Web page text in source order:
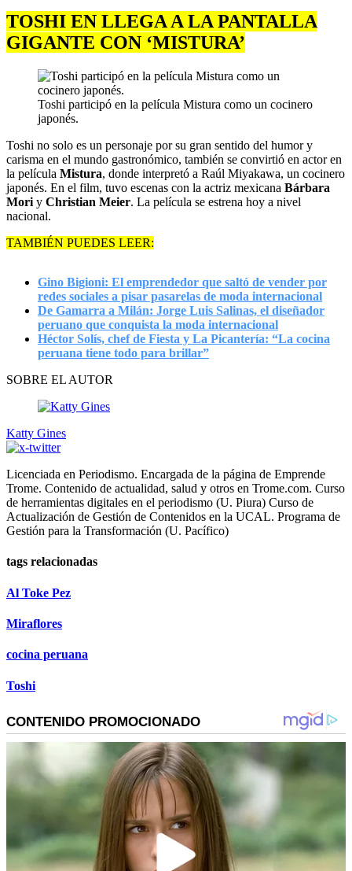
TOSHI EN LLEGA A LA PANTALLA
GIGANTE CON ‘MISTURA’
Toshi participó en la película Mistura como un cocinero
japonés.
Toshi no solo es un personaje por su gran sentido del humor y
carisma en el mundo gastronómico, también se convirtió en actor en
la película Mistura, donde interpretó a Raúl Miyakawa, un cocinero
japonés. En el film, tuvo escenas con la actriz mexicana Bárbara
Mori y Christian Meier. La película se estrena hoy a nivel
nacional.
TAMBIÉN PUEDES LEER:
Gino Bigioni: El emprendedor que saltó de vender por
redes sociales a pisar pasarelas de moda internacional
De Gamarra a Milán: Jorge Luis Salinas, el diseñador
peruano que conquista la moda internacional
Héctor Solís, chef de Fiesta y La Picantería: “La cocina
peruana tiene todo para brillar”
SOBRE EL AUTOR
Katty Gines
Licenciada en Periodismo. Encargada de la página de Emprende
Trome. Contenido de actualidad, salud y otros en Trome.com. Curso
de herramientas digitales en el periodismo (U. Piura) Curso de
Actualización de Gestión de Contenidos en la UCAL. Programa de
Gestión para la Transformación (U. Pacífico)
tags relacionadas
Al Toke Pez
Miraflores
cocina peruana
Toshi